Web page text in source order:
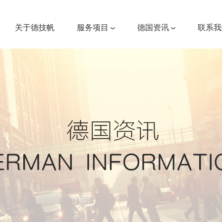
关于德技帆 服务项目 德国资讯 联系